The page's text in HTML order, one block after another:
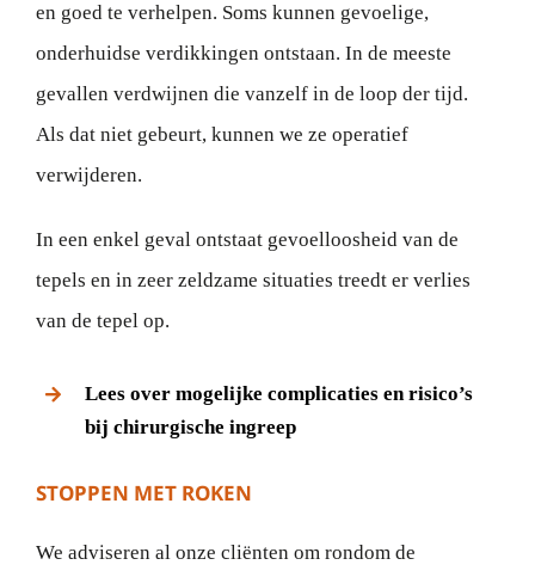
en goed te verhelpen. Soms kunnen gevoelige,
onderhuidse verdikkingen ontstaan. In de meeste
gevallen verdwijnen die vanzelf in de loop der tijd.
Als dat niet gebeurt, kunnen we ze operatief
verwijderen.
In een enkel geval ontstaat gevoelloosheid van de
tepels en in zeer zeldzame situaties treedt er verlies
van de tepel op.
Lees over mogelijke complicaties en risico’s
bij chirurgische ingreep
STOPPEN MET ROKEN
We adviseren al onze cliënten om rondom de